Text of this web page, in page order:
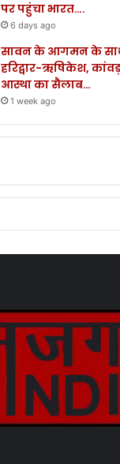
पर पहुंचा भारत….
6 days ago
सावन के आगमन के
हरिद्वार-ऋषिकेश, कांवड़
आस्था का सैलाब…
1 week ago